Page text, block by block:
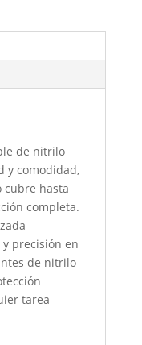
de nitrilo
y comodidad,
cubre hasta
completa.
precisión en
de nitrilo
tarea